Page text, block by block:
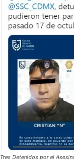
Tres Detenidos por el